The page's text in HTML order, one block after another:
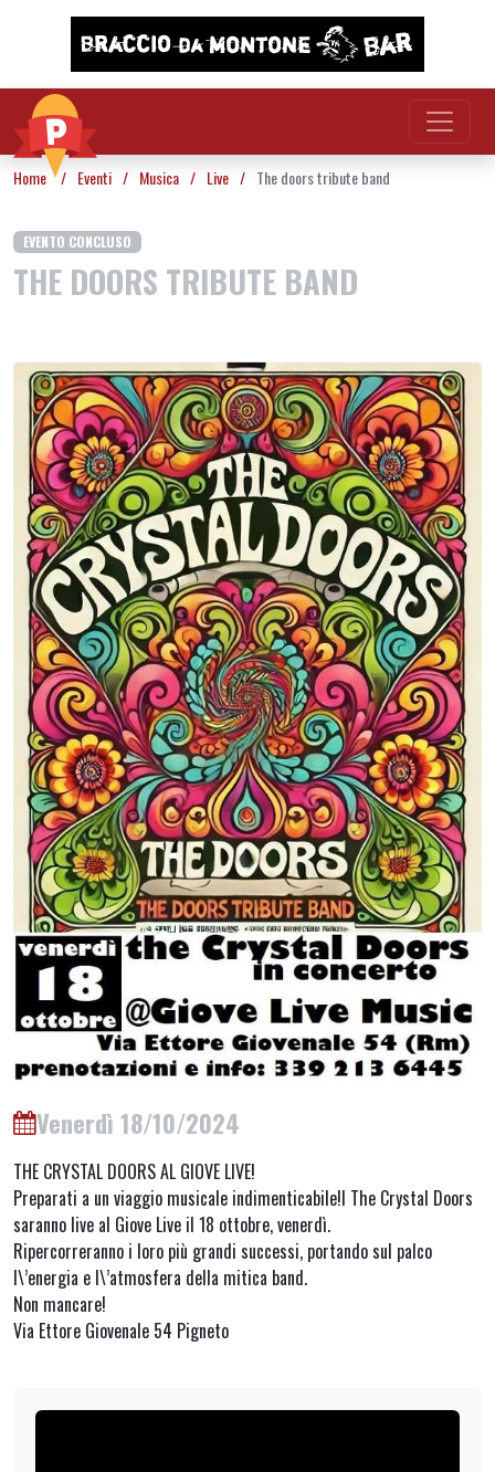
Vai al contenuto
Home / Eventi / Musica / Live / The doors tribute band
EVENTO CONCLUSO
THE DOORS TRIBUTE BAND
Venerdì 18/10/2024
THE CRYSTAL DOORS AL GIOVE LIVE!
Preparati a un viaggio musicale indimenticabile!I The Crystal Doors
saranno live al Giove Live il 18 ottobre, venerdì.
Ripercorreranno i loro più grandi successi, portando sul palco
l\’energia e l\’atmosfera della mitica band.
Non mancare!
Via Ettore Giovenale 54 Pigneto